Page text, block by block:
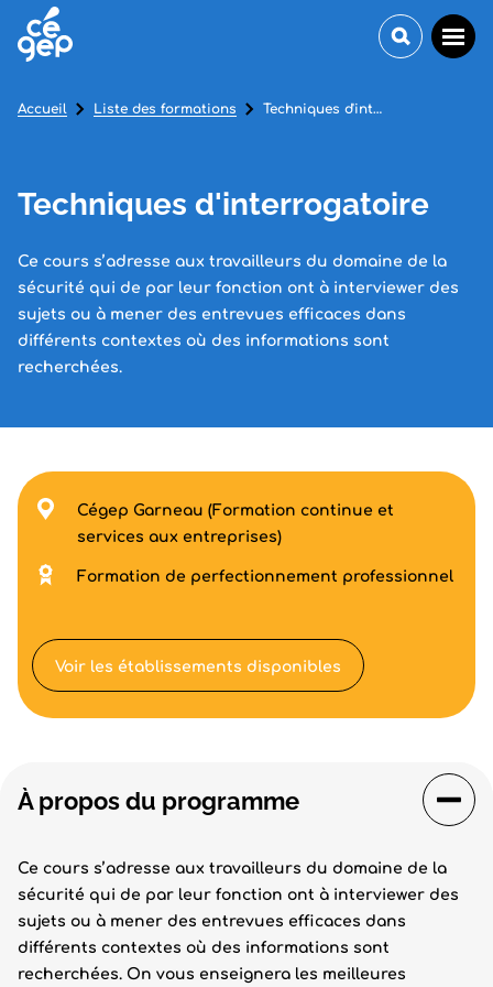
Techniques d'interrogatoire
Ce cours s’adresse aux travailleurs du domaine de la
sécurité qui de par leur fonction ont à interviewer des
sujets ou à mener des entrevues efficaces dans
différents contextes où des informations sont
recherchées.
Accueil Liste des formations Techniques d'interrogatoire
À propos du programme
Ce cours s’adresse aux travailleurs du domaine de la
sécurité qui de par leur fonction ont à interviewer des
sujets ou à mener des entrevues efficaces dans
différents contextes où des informations sont
recherchées. On vous enseignera les meilleures
Cégep Garneau (Formation continue et
services aux entreprises)
Formation de perfectionnement professionnel
Voir les établissements disponibles